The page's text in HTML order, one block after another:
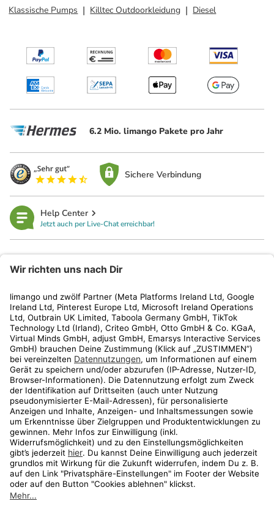
Klassische Pumps
Killtec Outdoorkleidung Diesel
6.2 Mio. limango Pakete pro Jahr
Sichere Verbindung
Help Center
Jetzt auch per Live-Chat erreichbar!
Kundenservice
Shop
Aktionen
Travel